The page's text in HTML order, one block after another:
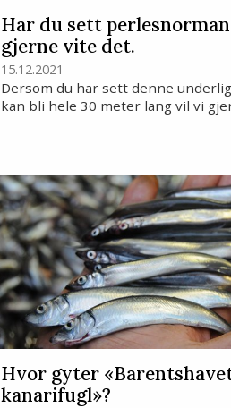
Har du sett
gjerne vite det.
15.12.2021
Dersom du har sett denne
kan bli hele 30 meter lang vil vi
Hvor gyter
kanarifugl»?